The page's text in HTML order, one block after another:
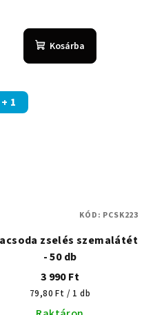
Kosárba
1
zselés szemalátét
- 50 db
3 990 Ft
Egységár:
79,80 Ft / 1 db
KÓD: PCSK223